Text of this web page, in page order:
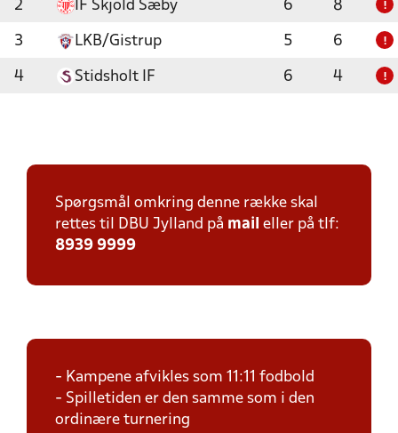
2 IF Skjold Sæby 6 8 !
3 LKB/Gistrup 5 6 !
4 Stidsholt IF 6 4 !
Spørgsmål omkring denne række skal
rettes til DBU Jylland på mail eller på tlf:
8939 9999
- Kampene afvikles som 11:11 fodbold
- Spilletiden er den samme som i den
ordinære turnering